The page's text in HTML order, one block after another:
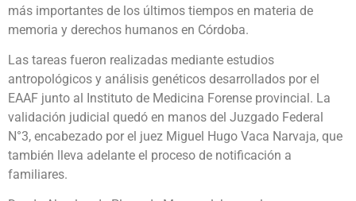
más importantes de los últimos tiempos en materia de
memoria y derechos humanos en Córdoba.
Las tareas fueron realizadas mediante estudios
antropológicos y análisis genéticos desarrollados por el
EAAF junto al Instituto de Medicina Forense provincial. La
validación judicial quedó en manos del Juzgado Federal
N°3, encabezado por el juez Miguel Hugo Vaca Narvaja, que
también lleva adelante el proceso de notificación a
familiares.